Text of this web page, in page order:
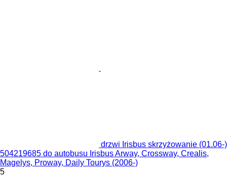
drzwi Irisbus skrzyżowanie (01.06-)
504219685 do autobusu Irisbus Arway, Crossway, Crealis,
Magelys, Proway, Daily Tourys (2006-)
5